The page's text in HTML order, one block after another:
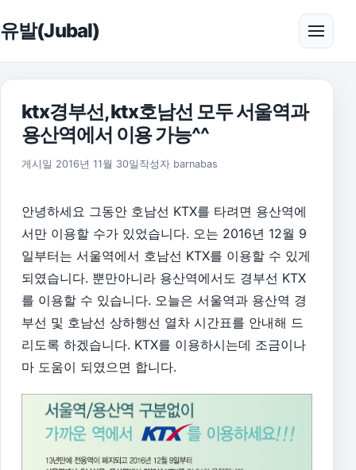
유발(Jubal) 메뉴
ktx경부선, ktx호남선 모두 서울역과
용산역에서 이용 가능^^
게시일 2016년 11월 30일 2017년 1월 14일
작성자 barnabas
안녕하세요 그동안 호남선 KTX를 타려면 용산역에
서만 이용할 수가 있었습니다. 오는 2016년 12월 9
일부터는 서울역에서 호남선 KTX를 이용할 수 있게
되였습니다. 뿐만아니라 용산역에서도 경부선 KTX
를 이용할 수 있습니다. 오늘은 서울역과 용산역 경
부선 및 호남선 상하행선 열차 시간표를 안내해 드
리도록 하겠습니다. KTX를 이용하시는데 조금이나
마 도움이 되였으면 합니다.